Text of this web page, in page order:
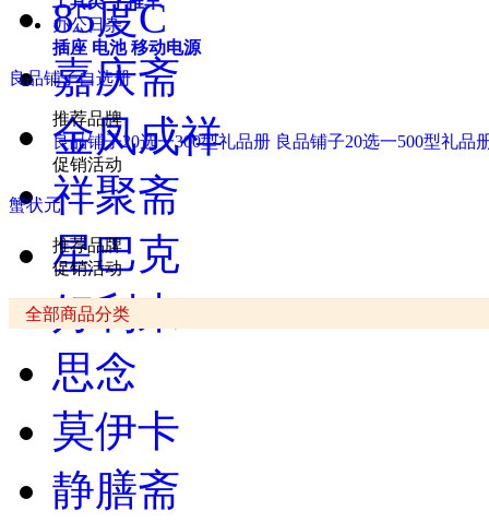
办公日杂
插座 电池 移动电源
良品铺子自选册
推荐品牌
良品铺子20选一300型礼品册 良品铺子20选一500型礼品
促销活动
蟹状元
推荐品牌
促销活动
全部商品分类
85度C
嘉庆斋
金凤成祥
祥聚斋
星巴克
好利来
思念
莫伊卡
静膳斋